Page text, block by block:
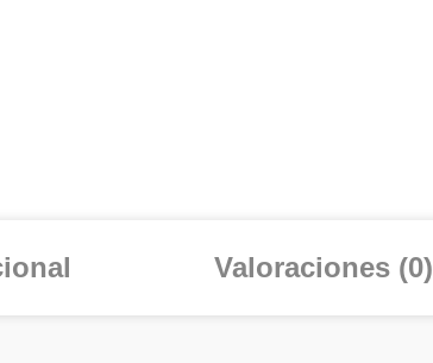
Valoraciones (0)